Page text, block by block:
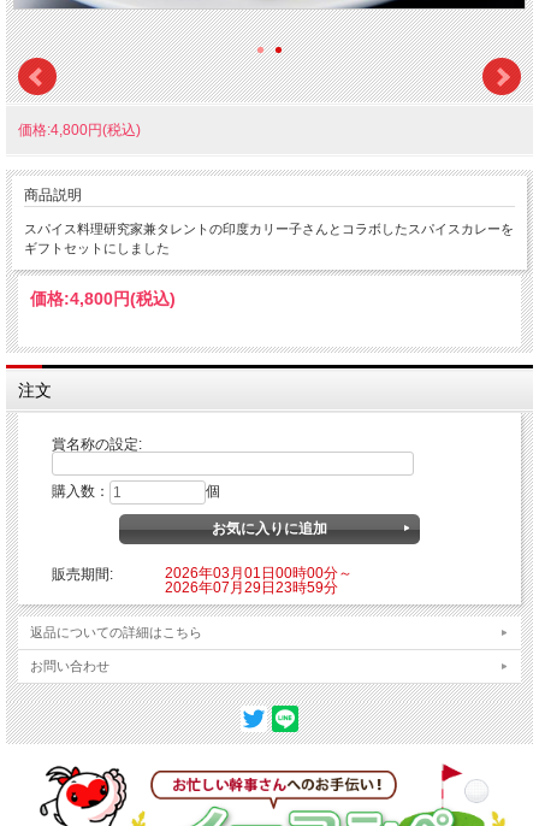
価格:4,800円(税込)
商品説明
スパイス料理研究家兼タレントの印度カリー子さんとコラボしたスパイスカレーを
ギフトセットにしました
価格:4,800円(税込)
注文
賞名称の設定:
購入数： 個
販売期間:
2026年03月01日00時00分～
2026年07月29日23時59分
返品についての詳細はこちら
お問い合わせ